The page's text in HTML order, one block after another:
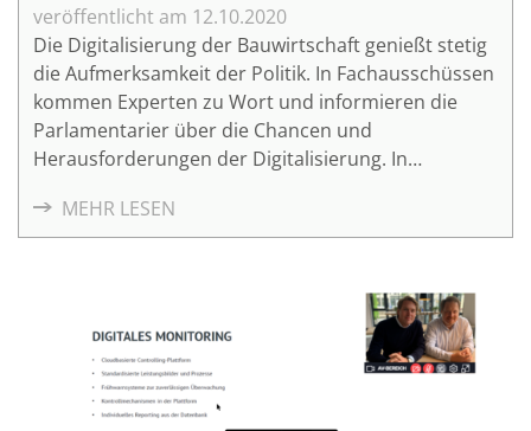
12.10.2020
Die Digitalisierung der Bauwirtschaft genießt stetig
die Aufmerksamkeit der Politik. In Fachausschüssen
kommen Experten zu Wort und informieren die
Parlamentarier über die Chancen und
Herausforderungen der Digitalisierung. In
ausgetauscht, Anträge gestellt und
Gesetzesinitiativen auf den Weg gebracht, um der
verhelfen. Ministerien auf Bundes- und
Länderebene unterstützen aktiv die Digitalisierung
des Bauwesens. Der vorliegende Beitrag zeichnet
den gegenwärtigen Stand der Initiativen und
bestehenden Regulationen nach.
MEHR LESEN